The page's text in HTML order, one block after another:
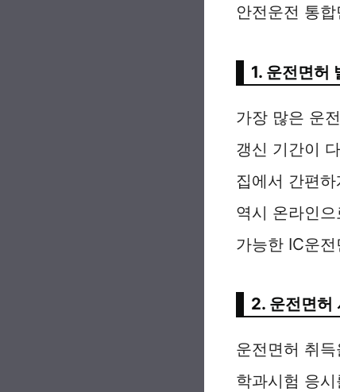
안전운전 통
1. 운전면허
가장 많은 운
갱신 기간이
집에서 간편
역시 온라인
가능한 IC운
2. 운전면허
운전면허 취
학과시험 응